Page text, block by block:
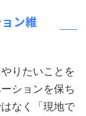
ン維
りたいことを
ションを保ち
なく「現地で